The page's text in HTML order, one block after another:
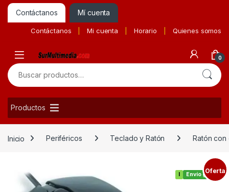
Contáctanos Mí cuenta
Contáctanos Mi cuenta Horario Quienes somos
0
Buscar por:
Productos
Inicio Periféricos Teclado y Ratón Ratón con
Envío gratis
Oferta